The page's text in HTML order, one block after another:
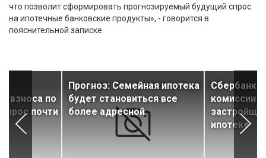
что позволит сформировать прогнозируемый будущий спрос
на ипотечные банковские продукты», - говорится в
пояснительной записке.
взноса по
почти
Прогноз: Семейная ипотека
будет становиться все
более адресной
Сбербанк
комиссии
ипотеке